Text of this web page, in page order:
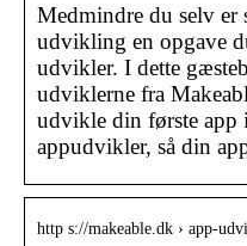
Medmindre du selv er
udvikling en opgave
udvikler. I dette
udviklerne fra
udvikle din første app
appudvikler, så din
http s://makeable.dk › app-